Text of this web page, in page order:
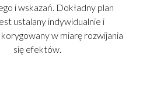
i wskazań. Dokładny plan
ustalany indywidualnie i
w miarę rozwijania
się efektów.